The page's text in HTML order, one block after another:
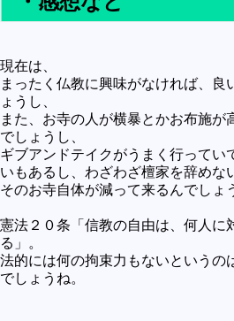
現在は、
まったく仏教に興味がなければ、良
ょうし、
また、お寺の人が横暴とかお布施が
でしょうし、
ギブアンドテイクがうまく行ってい
いもあるし、わざわざ檀家を辞めな
そのお寺自体が減って来るんでしょ
憲法２０条「信教の自由は、何人に
る」。
法的には何の拘束力もないというの
でしょうね。